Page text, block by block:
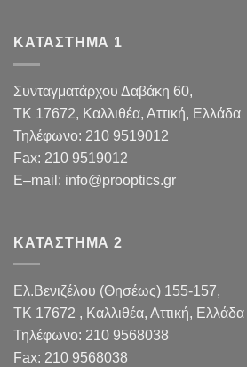
ΚΑΤΑΣΤΗΜΑ 1
Συνταγματάρχου Δαβάκη 60,
TK 17672, Καλλιθέα, Αττική, Ελλάδα
Τηλέφωνο: 210 9519012
Fax: 210 9519012
E–mail : info@prooptics.gr
ΚΑΤΑΣΤΗΜΑ 2
Ελ.Βενιζέλου (Θησέως) 155-157,
TK 17672 , Καλλιθέα, Αττική, Ελλάδα
Τηλέφωνο: 210 9568038
Fax: 210 9568038